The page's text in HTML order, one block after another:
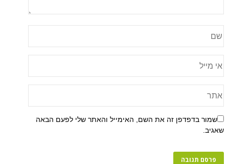
שמור בדפדפן זה את השם, האימייל והאתר שלי לפעם הבאה
שאגיב.